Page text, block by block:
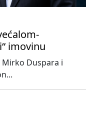
imovinu
Duspara i